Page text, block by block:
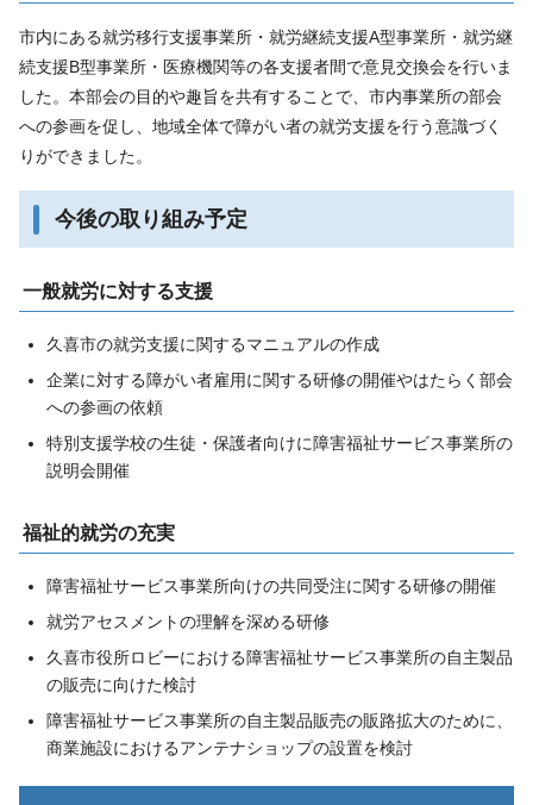
市内にある就労移行支援事業所・就労継続支援A型事業所・就労継
続支援B型事業所・医療機関等の各支援者間で意見交換会を行いま
した。本部会の目的や趣旨を共有することで、市内事業所の部会
への参画を促し、地域全体で障がい者の就労支援を行う意識づく
りができました。
今後の取り組み予定
一般就労に対する支援
久喜市の就労支援に関するマニュアルの作成
企業に対する障がい者雇用に関する研修の開催やはたらく部会
への参画の依頼
特別支援学校の生徒・保護者向けに障害福祉サービス事業所の
説明会開催
福祉的就労の充実
障害福祉サービス事業所向けの共同受注に関する研修の開催
就労アセスメントの理解を深める研修
久喜市役所ロビーにおける障害福祉サービス事業所の自主製品
の販売に向けた検討
障害福祉サービス事業所の自主製品販売の販路拡大のために、
商業施設におけるアンテナショップの設置を検討